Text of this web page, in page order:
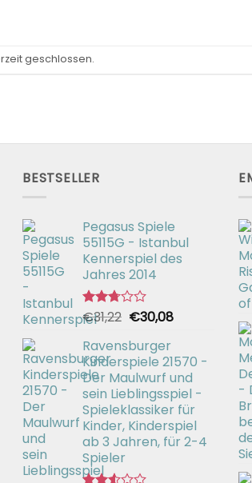
geschlossen.
BESTSELLER
Pegasus Spiele
55115G - Istanbul
Kennerspiel des
Jahres 2014
Bewertet
mit
2.72
von 5
€31,22 Ursprünglicher
war:
€31,22
€30,08Aktueller
€30,08.
Ravensburger
Kinderspiele 21570 -
Der Maulwurf und
sein Lieblingsspiel -
Spieleklassiker für
Kinder, Kinderspiel
ab 3 Jahren, für 2-4
Spieler